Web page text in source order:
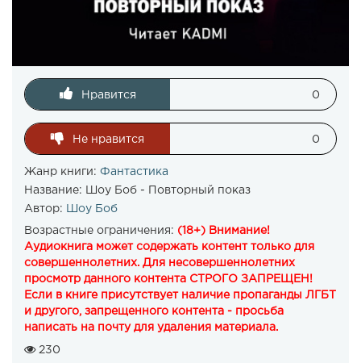
Нравится 0
Не нравится 0
Жанр книги: Фантастика
Название: Шоу Боб - Повторный показ
Автор:
Шоу Боб
Возрастные ограничения: (18+) Внимание!
Аудиокнига может содержать контент только для
совершеннолетних. Для несовершеннолетних
просмотр данного контента СТРОГО ЗАПРЕЩЕН!
Если в книге присутствует наличие пропаганды ЛГБТ
и другого, запрещенного контента - просьба
написать на почту для удаления материала.
230